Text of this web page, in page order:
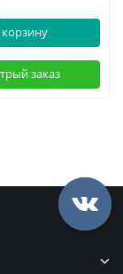
корзину
заказ